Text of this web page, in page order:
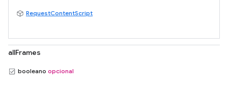
RequestContentScript
allFrames
booleano opcional